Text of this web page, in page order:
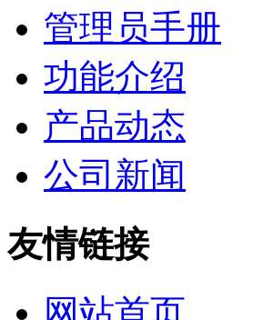
管理员手册
功能介绍
产品动态
公司新闻
友情链接